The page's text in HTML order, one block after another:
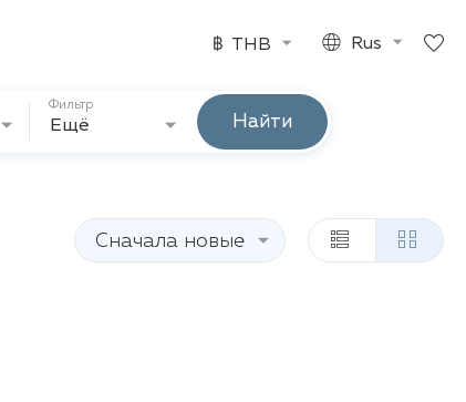
฿ THB Rus
Фильтр
Ещё Найти
Сначала новые